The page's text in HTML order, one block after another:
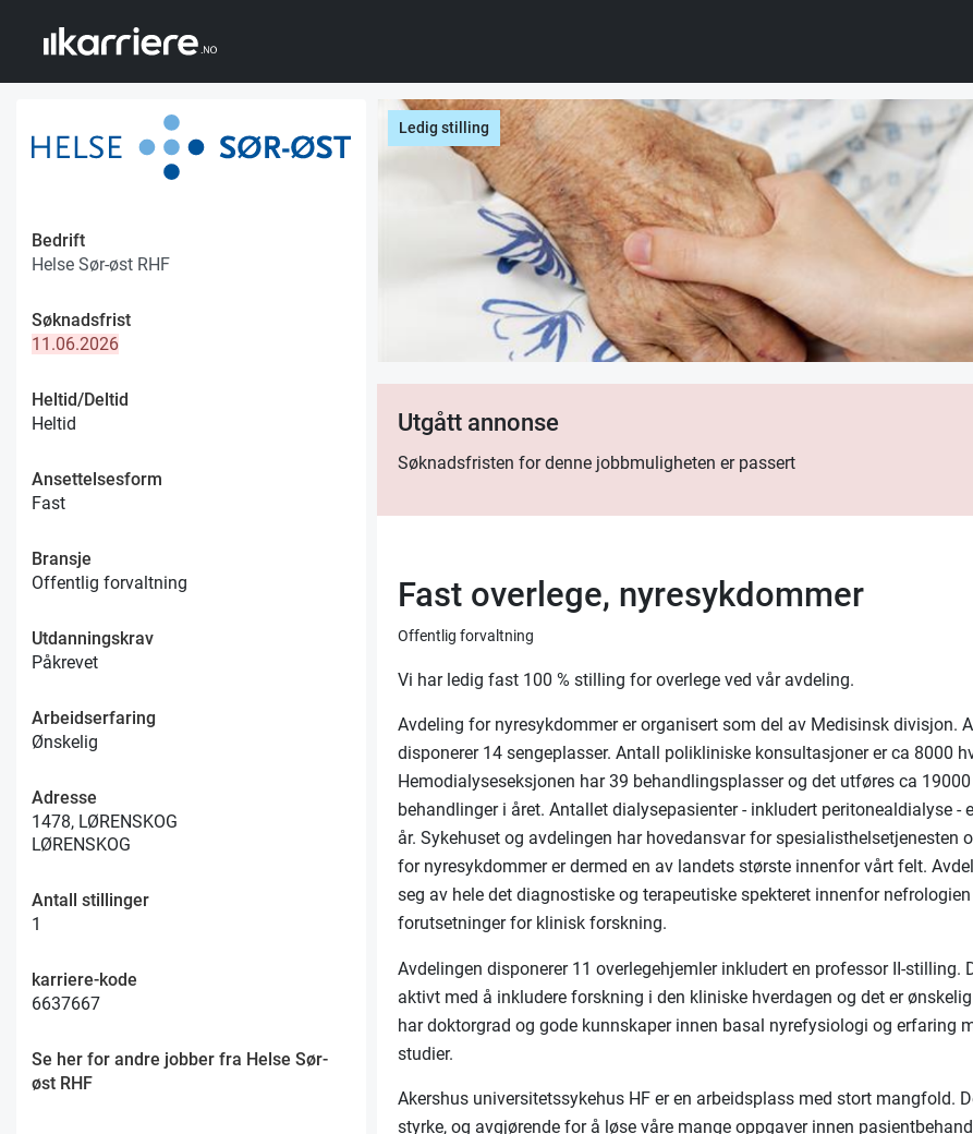
Bedrift
Helse Sør-øst RHF
Søknadsfrist
11.06.2026
Heltid/Deltid
Heltid
Ansettelsesform
Fast
Bransje
Offentlig forvaltning
Utdanningskrav
Påkrevet
Arbeidserfaring
Ønskelig
Adresse
1478, LØRENSKOG
LØRENSKOG
Antall stillinger
1
karriere-kode
6637667
Se her for andre jobber fra Helse Sør-
øst RHF
Ledig stilling
Utgått annonse
Søknadsfristen for denne jobbmuligheten er passert
Fast overlege, nyresykdommer
Offentlig forvaltning
Vi har ledig fast 100 % stilling for overlege ved vår avdeling.
Avdeling for nyresykdommer er organisert som del av Medisinsk divisjon.
disponerer 14 sengeplasser. Antall polikliniske konsultasjoner er ca 8000
Hemodialyseseksjonen har 39 behandlingsplasser og det utføres ca 19000
behandlinger i året. Antallet dialysepasienter - inkludert peritonealdialyse -
år. Sykehuset og avdelingen har hovedansvar for spesialisthelsetjenesten
for nyresykdommer er dermed en av landets største innenfor vårt felt.
seg av hele det diagnostiske og terapeutiske spekteret innenfor
forutsetninger for klinisk forskning.
Avdelingen disponerer 11 overlegehjemler inkludert en professor II-stilling.
aktivt med å inkludere forskning i den kliniske hverdagen og det er
har doktorgrad og gode kunnskaper innen basal nyrefysiologi og erfaring
studier.
Akershus universitetssykehus HF er en arbeidsplass med stort mangfold.
styrke, og avgjørende for å løse våre mange oppgaver innen